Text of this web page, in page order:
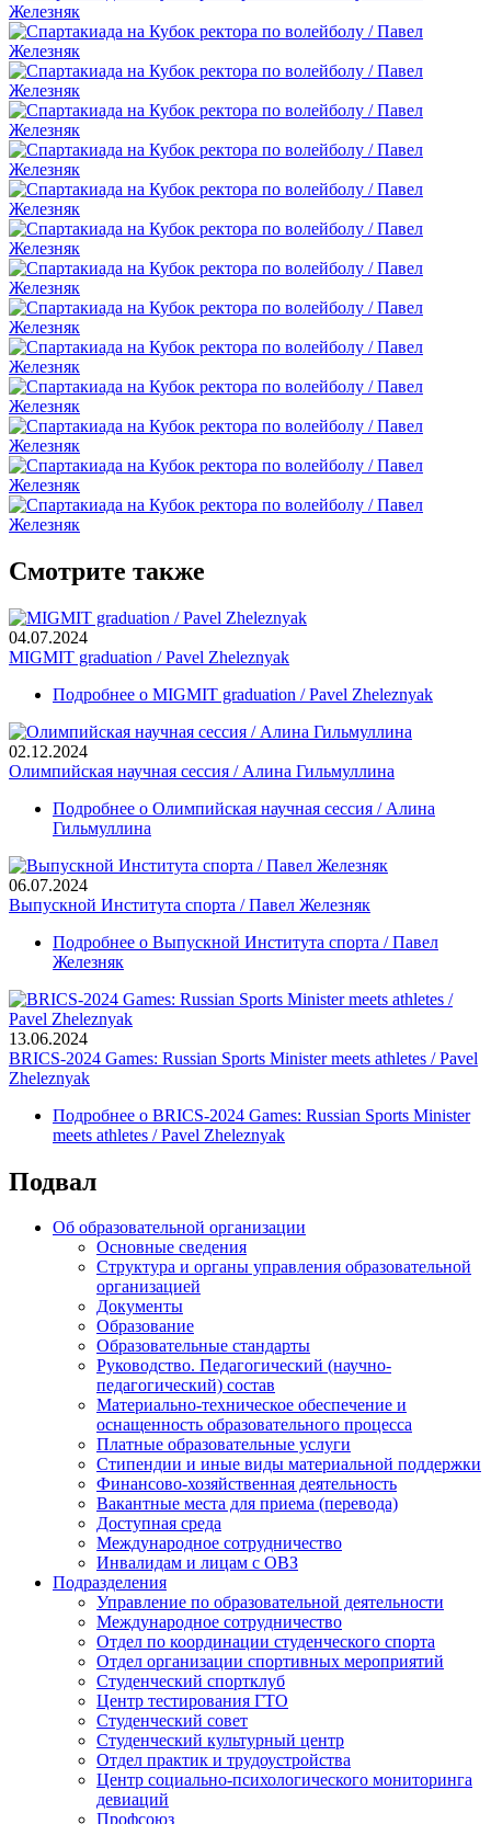
Смотрите также
04.07.2024
MIGMIT graduation / Pavel Zheleznyak
Подробнее о MIGMIT graduation / Pavel Zheleznyak
02.12.2024
Олимпийская научная сессия / Алина Гильмуллина
Подробнее о Олимпийская научная сессия / Алина
Гильмуллина
06.07.2024
Выпускной Института спорта / Павел Железняк
Подробнее о Выпускной Института спорта / Павел
Железняк
13.06.2024
BRICS-2024 Games: Russian Sports Minister meets athletes / Pavel
Zheleznyak
Подробнее о BRICS-2024 Games: Russian Sports Minister
meets athletes / Pavel Zheleznyak
Подвал
Об образовательной организации
Основные сведения
Структура и органы управления образовательной
организацией
Документы
Образование
Образовательные стандарты
Руководство. Педагогический (научно-
педагогический) состав
Материально-техническое обеспечение и
оснащенность образовательного процесса
Платные образовательные услуги
Стипендии и иные виды материальной поддержки
Финансово-хозяйственная деятельность
Вакантные места для приема (перевода)
Доступная среда
Международное сотрудничество
Инвалидам и лицам с ОВЗ
Подразделения
Управление по образовательной деятельности
Международное сотрудничество
Отдел по координации студенческого спорта
Отдел организации спортивных мероприятий
Студенческий спортклуб
Центр тестирования ГТО
Студенческий совет
Студенческий культурный центр
Отдел практик и трудоустройства
Центр социально-психологического мониторинга
девиаций
Профсоюз